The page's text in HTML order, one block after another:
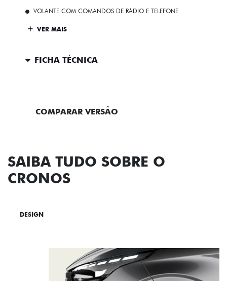
VOLANTE COM COMANDOS DE RÁDIO E TELEFONE
VER MAIS
FICHA TÉCNICA
COMPARAR VERSÃO
SAIBA TUDO SOBRE O
CRONOS
DESIGN